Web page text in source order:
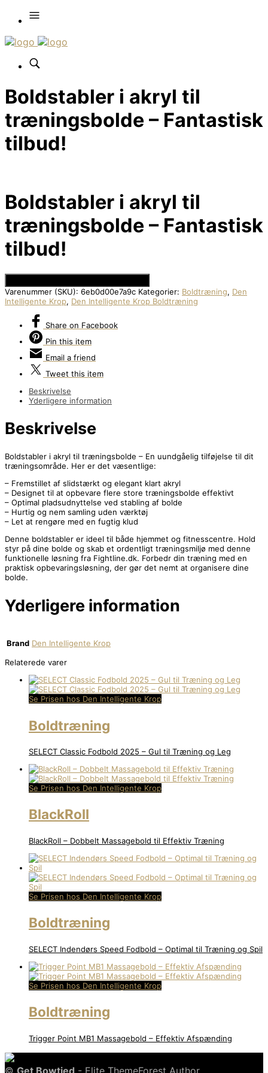
Boldstabler i akryl til
træningsbolde – Fantastisk
tilbud!
Boldstabler i akryl til
træningsbolde – Fantastisk
tilbud!
Varenummer (SKU): 6eb0d00e7a9c Kategorier: Boldtræning, Den
Intelligente Krop, Den Intelligente Krop Boldtræning
Share on Facebook
Pin this item
Email a friend
Tweet this item
Beskrivelse
Yderligere information
Beskrivelse
Boldstabler i akryl til træningsbolde – En uundgåelig tilføjelse til dit
træningsområde. Her er det væsentlige:
– Fremstillet af slidstærkt og elegant klart akryl
– Designet til at opbevare flere store træningsbolde effektivt
– Optimal pladsudnyttelse ved stabling af bolde
– Hurtig og nem samling uden værktøj
– Let at rengøre med en fugtig klud
Denne boldstabler er ideel til både hjemmet og fitnesscentre. Hold
styr på dine bolde og skab et ordentligt træningsmiljø med denne
funktionelle løsning fra Fightline.dk. Forbedr din træning med en
praktisk opbevaringsløsning, der gør det nemt at organisere dine
bolde.
Yderligere information
Brand Den Intelligente Krop
Relaterede varer
Se Prisen hos Den Intelligente Krop
Boldtræning
SELECT Classic Fodbold 2025 – Gul til Træning og Leg
Se Prisen hos Den Intelligente Krop
BlackRoll
BlackRoll – Dobbelt Massagebold til Effektiv Træning
Se Prisen hos Den Intelligente Krop
Boldtræning
SELECT Indendørs Speed Fodbold – Optimal til Træning og Spil
Se Prisen hos Den Intelligente Krop
Boldtræning
Trigger Point MB1 Massagebold – Effektiv Afspænding
© Get Bowtied - Elite ThemeForest Author